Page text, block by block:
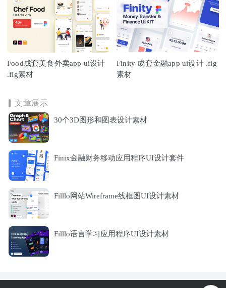
Food成套美食外卖app ui设计
.fig素材
Finity 成套金融app ui设计 .fig
素材
文章展示
30个3D图形和图表设计素材
Finix金融财务移动应用程序UI设计套件
Filllo网站Wireframe线框图UI设计素材
Filllo语言学习应用程序UI设计素材